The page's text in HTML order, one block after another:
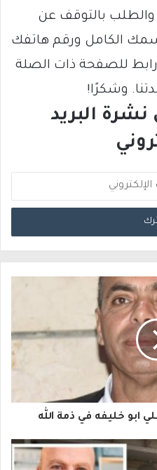
bldtna3@gmail.com والطلب بالتوقف عن
الكامل ورقم هاتفك
للصفحة ذات الصلة
وشكرًا!
البريد
ابو خليفه في ذمة الله